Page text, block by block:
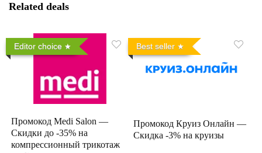
Related deals
Editor choice
Промокод Medi Salon —
Скидки до -35% на
компрессионный трикотаж
Best seller
Промокод Круиз Онлайн —
Скидка -3% на круизы